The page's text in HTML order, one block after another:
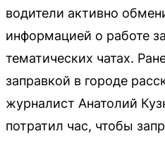
водители активно
информацией о работе
тематических чатах.
заправкой в городе
журналист Анатолий
потратил час, чтобы